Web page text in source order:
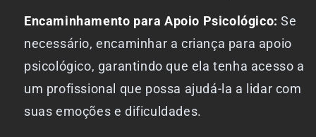
Encaminhamento para Apoio Psicológico: Se
necessário, encaminhar a criança para apoio
psicológico, garantindo que ela tenha acesso a
um profissional que possa ajudá-la a lidar com
suas emoções e dificuldades.